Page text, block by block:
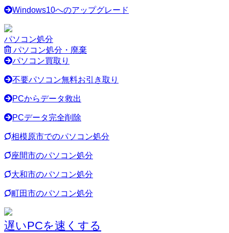
Windows10へのアップグレード
パソコン処分
パソコン処分・廃棄
パソコン買取り
不要パソコン無料お引き取り
PCからデータ救出
PCデータ完全削除
相模原市でのパソコン処分
座間市のパソコン処分
大和市のパソコン処分
町田市のパソコン処分
遅いPCを速くする